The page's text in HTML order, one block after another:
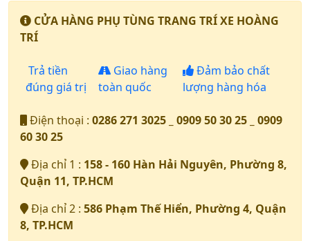
CỬA HÀNG PHỤ TÙNG TRANG TRÍ XE HOÀNG
TRÍ
Trả tiền
đúng giá trị
Giao hàng
toàn quốc
Đảm bảo chất
lượng hàng hóa
Điện thoại : 0286 271 3025 _ 0909 50 30 25 _ 0909
60 30 25
Địa chỉ 1 : 158 - 160 Hàn Hải Nguyên, Phường 8,
Quận 11, TP.HCM
Địa chỉ 2 : 586 Phạm Thế Hiển, Phường 4, Quận
8, TP.HCM